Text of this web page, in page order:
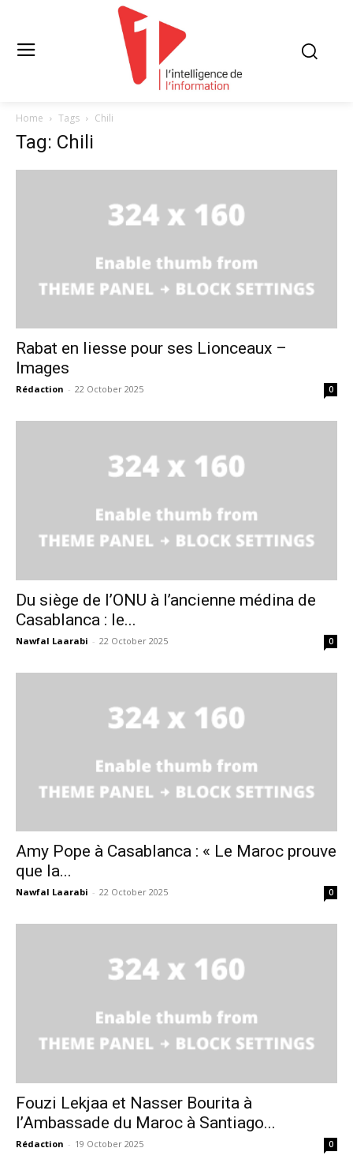
le1.ma
l'intelligence de
Home Tags Chili
Tag: Chili
Rabat en liesse pour ses Lionceaux –
Images
Rédaction - 22 October 2025 0
Du siège de l’ONU à l’ancienne médina de
Casablanca : le...
Nawfal Laarabi - 22 October 2025 0
Amy Pope à Casablanca : « Le Maroc prouve
que la...
Nawfal Laarabi - 22 October 2025 0
Fouzi Lekjaa et Nasser Bourita à
l’Ambassade du Maroc à Santiago...
Rédaction - 19 October 2025 0